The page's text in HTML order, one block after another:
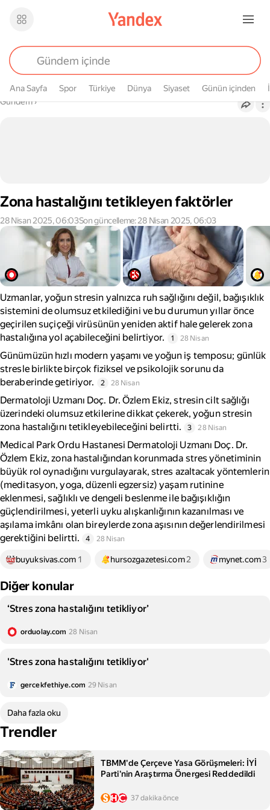
Ana Sayfa Spor Türkiye Dünya Siyaset Günün içinden
Buradasın
Gündem›
Zona hastalığını tetikleyen faktörler
28 Nisan 2025, 06:03Son güncelleme: 28 Nisan 2025, 06:03
Uzmanlar, yoğun stresin yalnızca ruh sağlığını değil, bağışıklık
sistemini de olumsuz etkilediğini ve bu durumun yıllar önce
geçirilen suçiçeği virüsünün yeniden aktif hale gelerek zona
hastalığına yol açabileceğini belirtiyor.
1 28 Nisan
Günümüzün hızlı modern yaşamı ve yoğun iş temposu; günlük
stresle birlikte birçok fiziksel ve psikolojik sorunu da
beraberinde getiriyor.
2 28 Nisan
Dermatoloji Uzmanı Doç. Dr. Özlem Ekiz, stresin cilt sağlığı
üzerindeki olumsuz etkilerine dikkat çekerek, yoğun stresin
zona hastalığını tetikleyebileceğini belirtti.
3 28 Nisan
Medical Park Ordu Hastanesi Dermatoloji Uzmanı Doç. Dr.
Özlem Ekiz, zona hastalığından korunmada stres yönetiminin
büyük rol oynadığını vurgulayarak, stres azaltacak yöntemlerin
(meditasyon, yoga, düzenli egzersiz) yaşam rutinine
eklenmesi, sağlıklı ve dengeli beslenme ile bağışıklığın
güçlendirilmesi, yeterli uyku alışkanlığının kazanılması ve
aşılama imkânı olan bireylerde zona aşısının değerlendirilmesi
gerektiğini belirtti.
4 28 Nisan
buyuksivas.com 1 hursozgazetesi.com 2 mynet.com3
Diğer konular
‘Stres zona hastalığını tetikliyor’
orduolay.com 28 Nisan
'Stres zona hastalığını tetikliyor'
gercekfethiye.com 29 Nisan
Daha fazla oku
Trendler
TBMM'de Çerçeve Yasa Görüşmeleri: İYİ
Parti'nin Araştırma Önergesi Reddedildi
37 dakika önce